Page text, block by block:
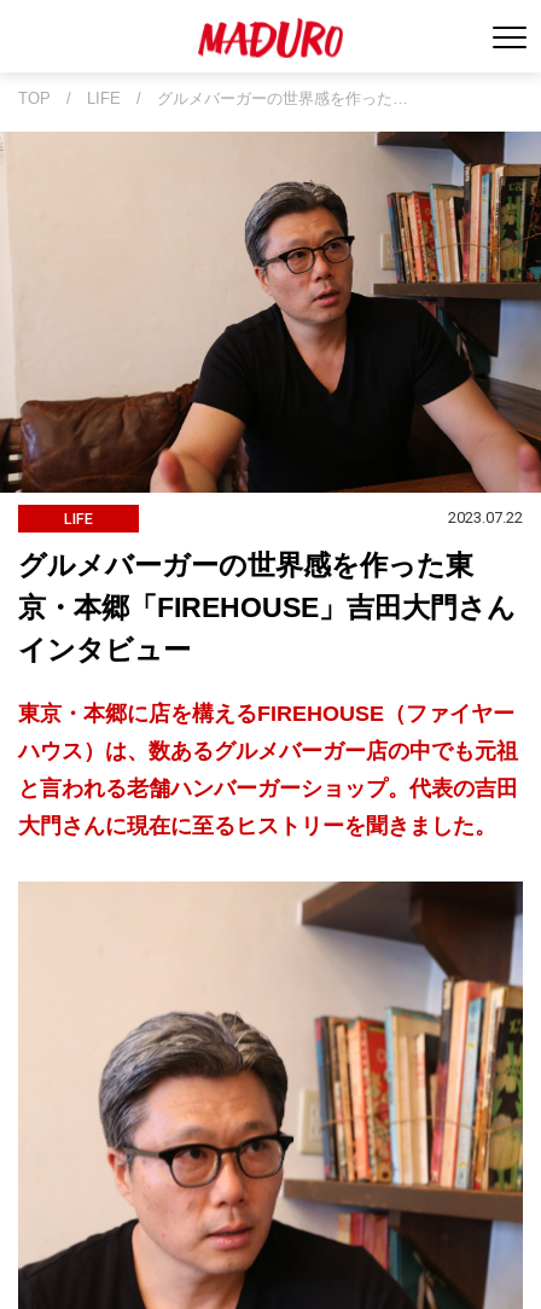
TOP / LIFE / グルメバーガーの世界感を作った…
LIFE 2023.07.22
グルメバーガーの世界感を作った東
京・本郷「FIREHOUSE」吉田大門さん
インタビュー
東京・本郷に店を構えるFIREHOUSE（ファイヤー
ハウス）は、数あるグルメバーガー店の中でも元祖
と言われる老舗ハンバーガーショップ。代表の吉田
大門さんに現在に至るヒストリーを聞きました。